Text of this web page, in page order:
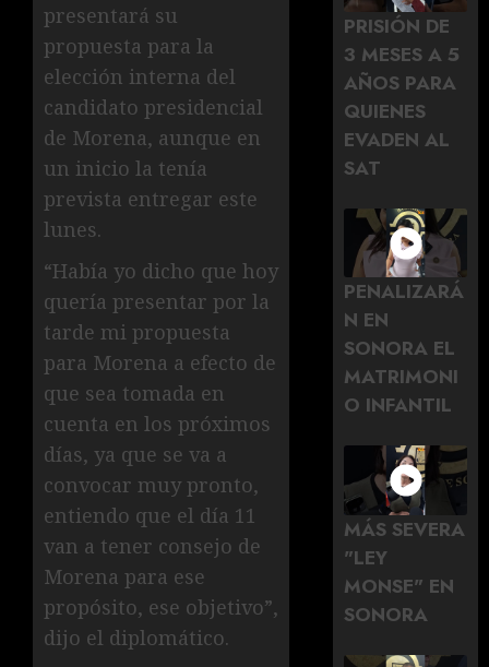
presentará su
propuesta para la
elección interna del
candidato presidencial
de Morena, aunque en
un inicio la tenía
prevista entregar este
lunes.
“Había yo dicho que hoy
quería presentar por la
tarde mi propuesta
para Morena a efecto de
que sea tomada en
cuenta en los próximos
días, ya que se va a
convocar muy pronto,
entiendo que el día 11
van a tener consejo de
Morena para ese
propósito, ese objetivo”,
dijo el diplomático.
PRISIÓN DE
3 MESES A 5
AÑOS PARA
QUIENES
EVADEN AL
SAT
PENALIZARÁ
N EN
SONORA EL
MATRIMONI
O INFANTIL
MÁS SEVERA
"LEY
MONSE" EN
SONORA